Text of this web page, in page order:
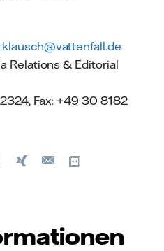
Relations & Editorial
Fax: +49 30 8182
Xing
E-